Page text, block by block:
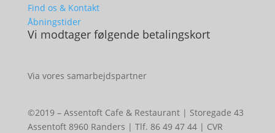
Find os & Kontakt
Åbningstider
Vi modtager følgende betalingskort
Via vores samarbejdspartner
©2019 – Assentoft Cafe & Restaurant | Storegade 43
Assentoft 8960 Randers | Tlf. 86 49 47 44 | CVR